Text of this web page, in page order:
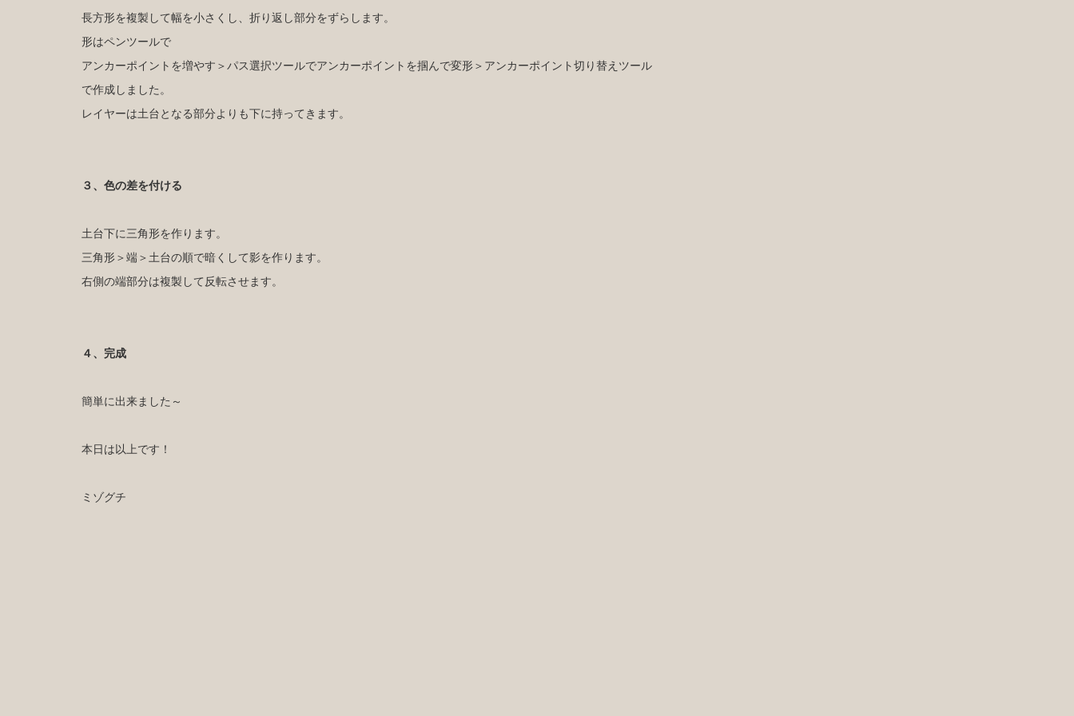
長方形を複製して幅を小さくし、折り返し部分をずらします。
形はペンツールで
アンカーポイントを増やす＞パス選択ツールでアンカーポイントを掴んで変形＞アンカーポイント切り替えツール
で作成しました。
レイヤーは土台となる部分よりも下に持ってきます。
３、色の差を付ける
土台下に三角形を作ります。
三角形＞端＞土台の順で暗くして影を作ります。
右側の端部分は複製して反転させます。
４、完成
簡単に出来ました～
本日は以上です！
ミゾグチ